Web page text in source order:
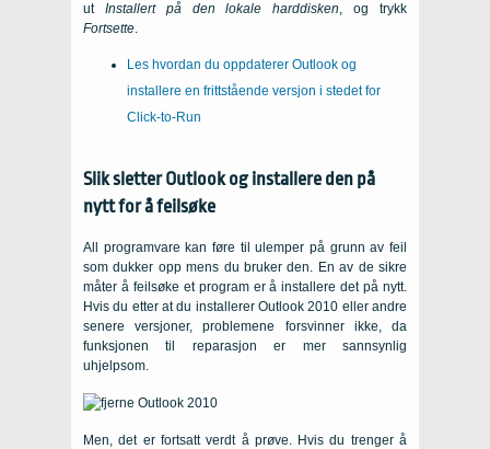
ut Installert på den lokale harddisken, og trykk
Fortsette.
Les hvordan du oppdaterer Outlook og
installere en frittstående versjon i stedet for
Click-to-Run
Slik sletter Outlook og installere den på
nytt for å feilsøke
All programvare kan føre til ulemper på grunn av feil
som dukker opp mens du bruker den. En av de sikre
måter å feilsøke et program er å installere det på nytt.
Hvis du etter at du installerer Outlook 2010 eller andre
senere versjoner, problemene forsvinner ikke, da
funksjonen til reparasjon er mer sannsynlig
uhjelpsom.
Men, det er fortsatt verdt å prøve. Hvis du trenger å